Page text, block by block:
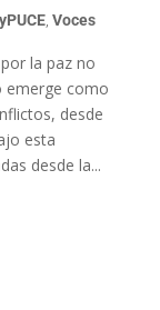
, Voces
la paz no
emerge como
desde
esta
desde la...